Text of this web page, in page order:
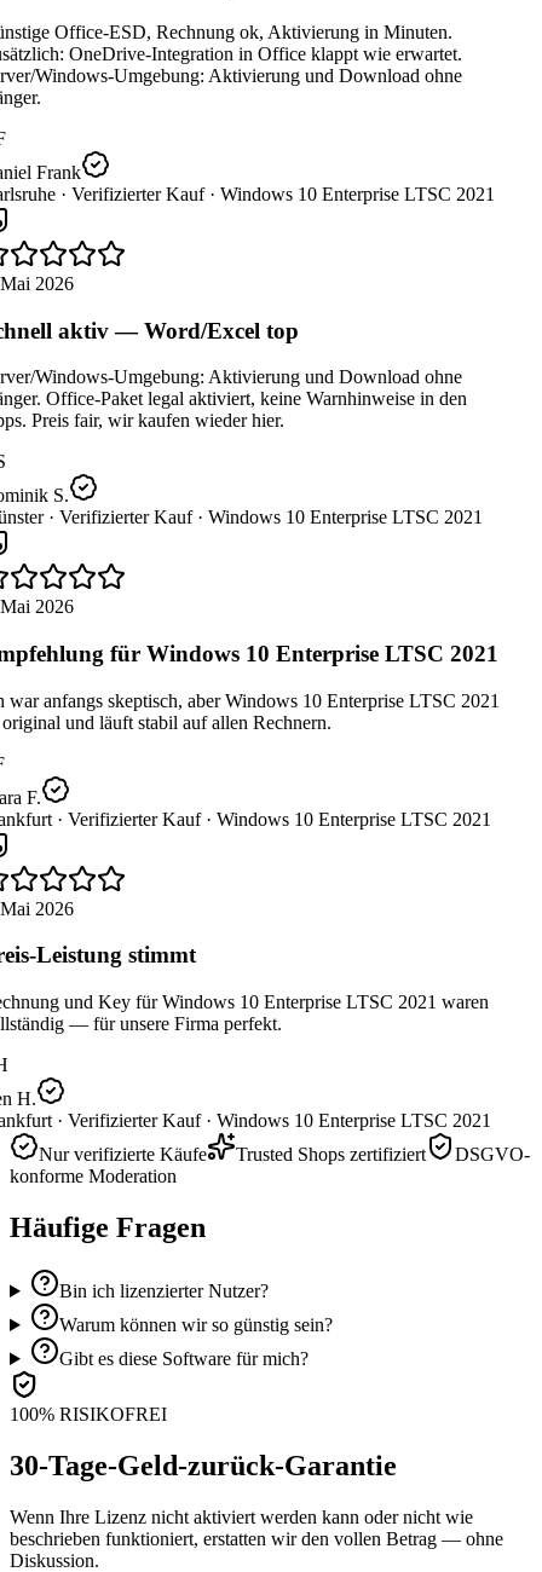
Office-ESD, Rechnung ok, Aktivierung in Minuten.
OneDrive-Integration in Office klappt wie erwartet.
Windows-Umgebung: Aktivierung und Download ohne
Frank
· Verifizierter Kauf · Windows 10 Enterprise LTSC 2021
2026
aktiv — Word/Excel top
Windows-Umgebung: Aktivierung und Download ohne
Office-Paket legal aktiviert, keine Warnhinweise in den
Preis fair, wir kaufen wieder hier.
S.
· Verifizierter Kauf · Windows 10 Enterprise LTSC 2021
2026
für Windows 10 Enterprise LTSC 2021
war anfangs skeptisch, aber Windows 10 Enterprise LTSC 2021
und läuft stabil auf allen Rechnern.
F.
· Verifizierter Kauf · Windows 10 Enterprise LTSC 2021
2026
Leistung stimmt
und Key für Windows 10 Enterprise LTSC 2021 waren
— für unsere Firma perfekt.
H.
· Verifizierter Kauf · Windows 10 Enterprise LTSC 2021
Nur verifizierte Käufe
Trusted Shops zertifiziert
DSGVO-
konforme Moderation
Häufige Fragen
Bin ich lizenzierter Nutzer?
Warum können wir so günstig sein?
Gibt es diese Software für mich?
100% RISIKOFREI
30-Tage-Geld-zurück-Garantie
Wenn Ihre Lizenz nicht aktiviert werden kann oder nicht wie
beschrieben funktioniert, erstatten wir den vollen Betrag — ohne
Diskussion.